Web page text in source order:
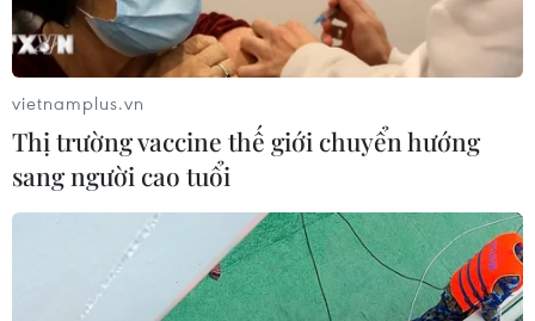
vietnamplus.vn
Thị trường vaccine thế giới chuyển hướng
sang người cao tuổi